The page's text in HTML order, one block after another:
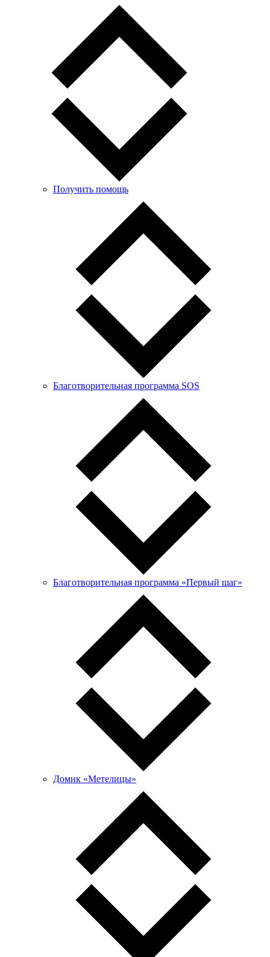
Получить помощь
Благотворительная программа SOS
Благотворительная программа «Первый шаг»
Домик «Метелицы»